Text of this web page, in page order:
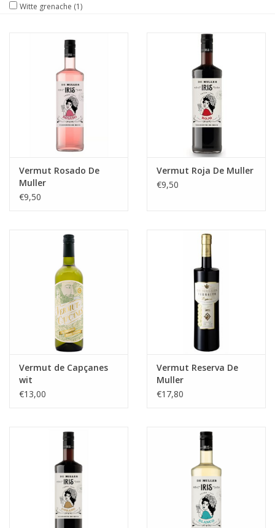
Witte grenache (1)
Vermut Rosado De
Muller
€9,50
Vermut Roja De Muller
€9,50
Vermut de Capçanes
wit
€13,00
Vermut Reserva De
Muller
€17,80